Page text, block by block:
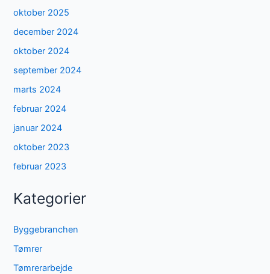
oktober 2025
december 2024
oktober 2024
september 2024
marts 2024
februar 2024
januar 2024
oktober 2023
februar 2023
Kategorier
Byggebranchen
Tømrer
Tømrerarbejde